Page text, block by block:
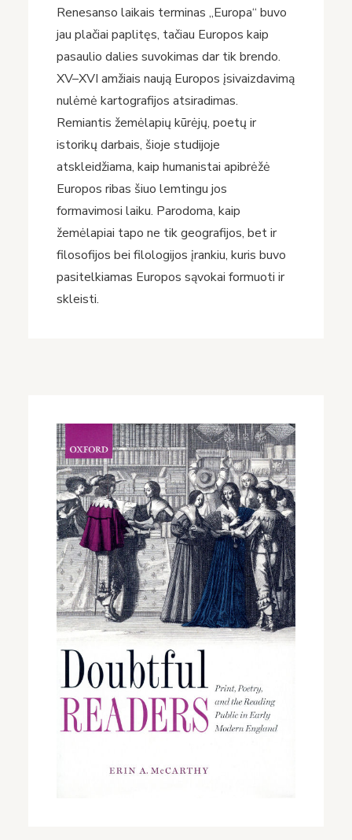
Renesanso laikais terminas „Europa“ buvo
jau plačiai paplitęs, tačiau Europos kaip
pasaulio dalies suvokimas dar tik brendo.
XV–XVI amžiais naują Europos įsivaizdavimą
nulėmė kartografijos atsiradimas.
Remiantis žemėlapių kūrėjų, poetų ir
istorikų darbais, šioje studijoje
atskleidžiama, kaip humanistai apibrėžė
Europos ribas šiuo lemtingu jos
formavimosi laiku. Parodoma, kaip
žemėlapiai tapo ne tik geografijos, bet ir
filosofijos bei filologijos įrankiu, kuris buvo
pasitelkiamas Europos sąvokai formuoti ir
skleisti.